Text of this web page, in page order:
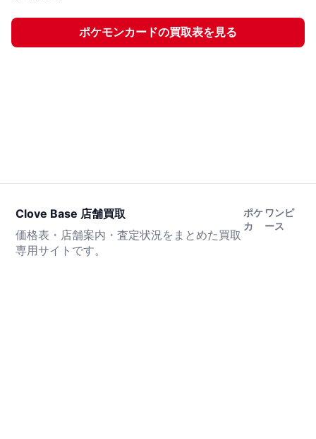
ポケモンカードの買取表を見る
Clove Base 店舗買取
価格表・店舗案内・査定状況をまとめた買取
専用サイトです。
ポケ
カ
ワンピ
ース